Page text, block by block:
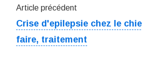
Article précédent
Crise d'epilepsie chez le
faire, traitement